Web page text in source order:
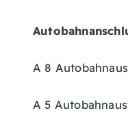
A 8
A 5